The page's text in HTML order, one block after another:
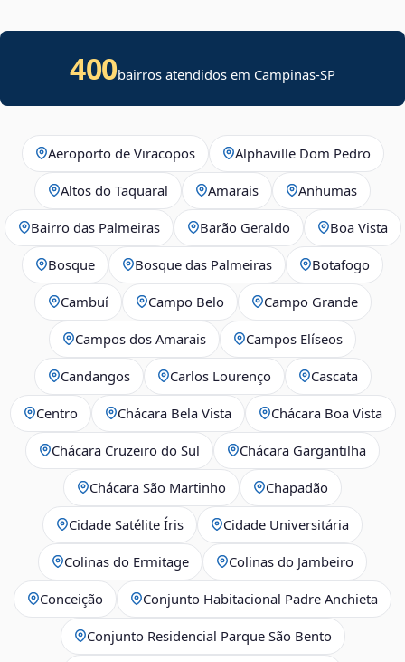
400bairros atendidos em Campinas-SP
Aeroporto de Viracopos Alphaville Dom Pedro
Altos do Taquaral Amarais Anhumas
Bairro das Palmeiras Barão Geraldo Boa Vista
Bosque Bosque das Palmeiras Botafogo
Cambuí Campo Belo Campo Grande
Campos dos Amarais Campos Elíseos
Candangos Carlos Lourenço Cascata
Centro Chácara Bela Vista Chácara Boa Vista
Chácara Cruzeiro do Sul Chácara Gargantilha
Chácara São Martinho Chapadão
Cidade Satélite Íris Cidade Universitária
Colinas do Ermitage Colinas do Jambeiro
Conceição Conjunto Habitacional Padre Anchieta
Conjunto Residencial Parque São Bento